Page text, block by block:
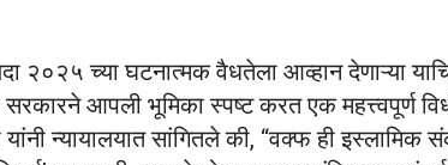
२०२५ च्या घटनात्मक वैधतेला आव्हान देणाऱ्या
आपली भूमिका स्पष्ट करत एक महत्त्वपूर्ण
न्यायालयात सांगितले की, “वक्फ ही इस्लामिक